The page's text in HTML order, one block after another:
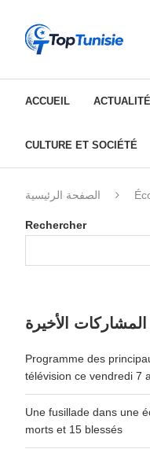
ACCUEIL
CULTURE ET SOCIÉTÉ
الصفحة الرئيسية
Rechercher
المشاركات الأخيرة
Programme des
télévision ce vendredi 7
Une fusillade dans une
morts et 15 blessés